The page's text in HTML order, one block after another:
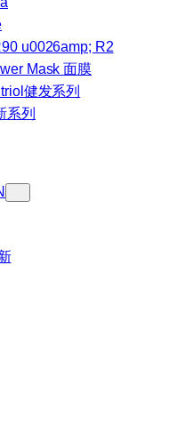
u0026amp; R2
Mask 面膜
健发系列
系列